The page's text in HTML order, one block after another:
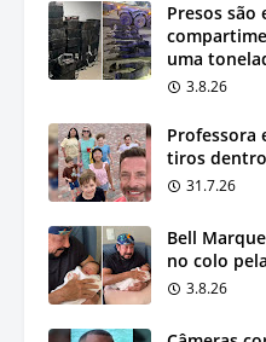
Presos são
uma
3.8.26
Professora
tiros
31.7.26
Bell
no colo
3.8.26